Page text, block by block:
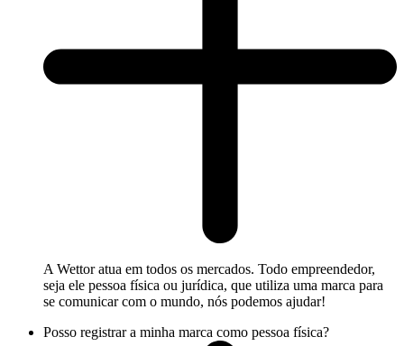
A Wettor atua em todos os mercados. Todo empreendedor,
seja ele pessoa física ou jurídica, que utiliza uma marca para
se comunicar com o mundo, nós podemos ajudar!
Posso registrar a minha marca como pessoa física?